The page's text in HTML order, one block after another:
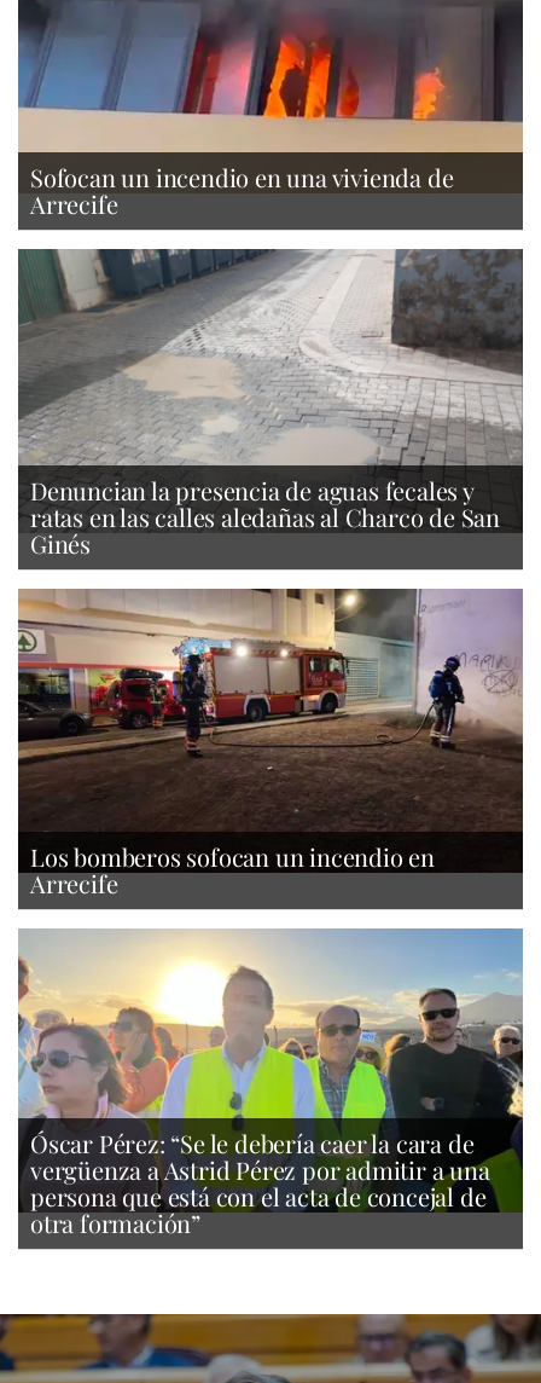
Sofocan un incendio en una vivienda de
Arrecife
Denuncian la presencia de aguas fecales y
ratas en las calles aledañas al Charco de San
Ginés
Los bomberos sofocan un incendio en
Arrecife
Óscar Pérez: “Se le debería caer la cara de
vergüenza a Astrid Pérez por admitir a una
persona que está con el acta de concejal de
otra formación”